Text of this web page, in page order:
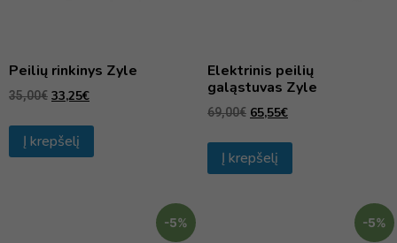
Peilių rinkinys Zyle
35,00€ 33,25€
Į krepšelį
Elektrinis peilių
galąstuvas Zyle
69,00€ 65,55€
Į krepšelį
-5% -5%